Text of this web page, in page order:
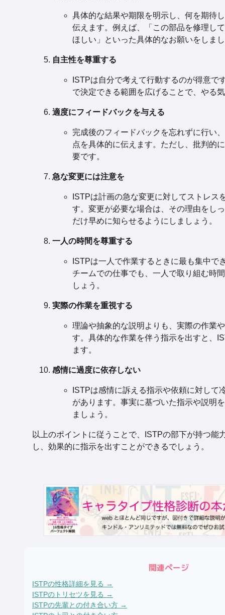
具体的な結果や期限を明示し、何を期待
伝えます。例えば、「この部品を修理し
ほしい」といった具体的なお願いをしま
自主性を尊重する
ISTPは自分で考えて行動するのが得意で
で決定できる範囲を広げることで、やる
適度にフィードバックを与える
完成後のフィードバックを忘れずに行い
点を具体的に伝えます。ただし、批判的
要です。
急な変更には注意を
ISTPは計画の急な変更に対してストレス
す。変更が必要な場合は、その理由をし
だけ早めに知らせるようにしましょう。
一人の時間を尊重する
ISTPは一人で作業するときに最も集中で
チームでの仕事でも、一人で取り組む時
しょう。
実際の作業を重視する
理論や抽象的な説明よりも、実際の作業
す。具体的な作業を伴う指示を出すと、
ます。
感情に過度に依存しない
ISTPは感情に訴える指示や依頼に対して
があります。事実に基づいた指示や説明
ましょう。
以上のポイントに従うことで、ISTPの部下が持つ能
し、効果的に指示を出すことができるでしょう。
関連ページ
ISTPの性格詳細を見る →
ISTPのトリセツを見る →
ISTPの先輩との付き合い方 →